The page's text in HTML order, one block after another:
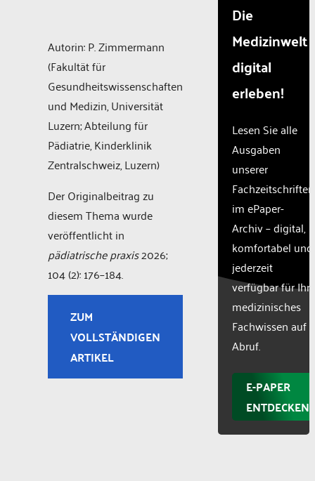
Autorin: P. Zimmermann
(Fakultät für
Gesundheitswissenschaften
und Medizin, Universität
Luzern; Abteilung für
Pädiatrie, Kinderklinik
Zentralschweiz, Luzern)
Der Originalbeitrag zu
diesem Thema wurde
veröffentlicht in
pädiatrische praxis2026;
104 (2): 176–184.
ZUM
VOLLSTÄNDIGEN
ARTIKEL
Die
Medizinwelt
digital
erleben!
Lesen Sie alle
Ausgaben
unserer
Fachzeitschriften
im ePaper-
Archiv – digital,
komfortabel und
jederzeit
verfügbar für Ihr
medizinisches
Fachwissen auf
Abruf.
E-PAPER
ENTDECKEN